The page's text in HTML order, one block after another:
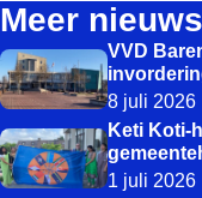
Meer nieuws
VVD
8 juli 2026
Keti Koti-
1 juli 2026